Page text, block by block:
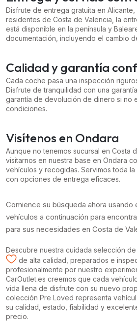
Disfrute de entrega gratuita en Alicante,
residentes de Costa de Valencia, la
está disponible en la península y
documentación, incluyendo el cambio
Calidad y garantía
Cada coche pasa una inspección
Disfrute de tranquilidad con una
garantía de devolución de dinero si no
condiciones.
Visítenos en Ondara
Aunque no tenemos sucursal en Costa
visitarnos en nuestra base en Ondara
vehículos y recogidas. Servimos toda la
con opciones de entrega eficaces.
Comience su búsqueda ahora usando
vehículos a continuación para
para sus necesidades en Costa de
Descubre nuestra cuidada selección
de alta calidad, preparados e
profesionalmente por nuestro
CarOutlet.es creemos que cada
vida llena de disfrute con su nuevo
colección Pre Loved representa
su calidad, estado, fiabilidad y
precio.